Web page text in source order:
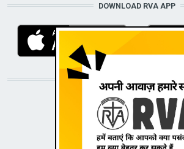
DOWNLOAD RVA APP
STAY CONNECTED WITH US!